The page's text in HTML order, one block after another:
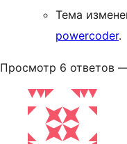
Тема
powercoder.
Просмотр 6 ответов